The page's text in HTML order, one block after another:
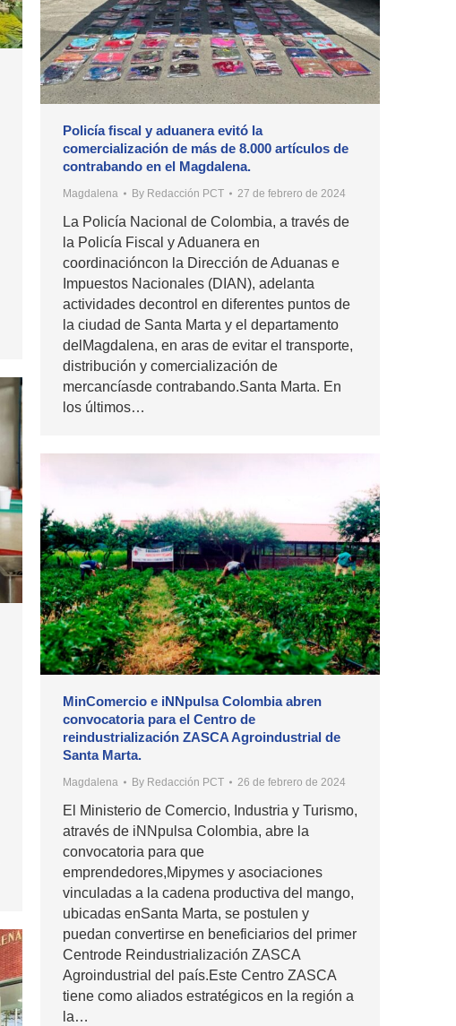
Policía fiscal y aduanera evitó la
comercialización de más de 8.000 artículos de
contrabando en el Magdalena.
Magdalena By Redacción PCT 27 de febrero de 2024
La Policía Nacional de Colombia, a través de
la Policía Fiscal y Aduanera en
coordinacióncon la Dirección de Aduanas e
Impuestos Nacionales (DIAN), adelanta
actividades decontrol en diferentes puntos de
la ciudad de Santa Marta y el departamento
delMagdalena, en aras de evitar el transporte,
distribución y comercialización de
mercancíasde contrabando.Santa Marta. En
los últimos…
MinComercio e iNNpulsa Colombia abren
convocatoria para el Centro de
reindustrialización ZASCA Agroindustrial de
Santa Marta.
Magdalena By Redacción PCT 26 de febrero de 2024
El Ministerio de Comercio, Industria y Turismo,
através de iNNpulsa Colombia, abre la
convocatoria para que
emprendedores,Mipymes y asociaciones
vinculadas a la cadena productiva del mango,
ubicadas enSanta Marta, se postulen y
puedan convertirse en beneficiarios del primer
Centrode Reindustrialización ZASCA
Agroindustrial del país.Este Centro ZASCA
tiene como aliados estratégicos en la región a
la…